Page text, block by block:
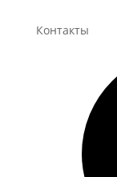
Контакты